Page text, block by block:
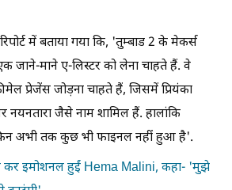
में बताया गया कि, 'तुम्बाड 2 के मेकर्स
जाने-माने ए-लिस्टर को लेना चाहते हैं. वे
प्रेजेंस जोड़ना चाहते हैं, जिसमें प्रियंका
नयनतारा जैसे नाम शामिल हैं. हालांकि
अभी तक कुछ भी फाइनल नहीं हुआ है'.
कर इमोशनल हुईं Hema Malini, कहा- 'मुझे